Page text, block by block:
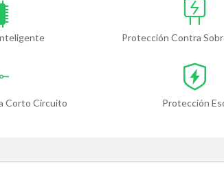
Protección Contra
Corto Circuito Protección